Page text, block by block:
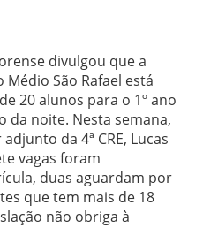
divulgou que a
Médio São Rafael está
20 alunos para o 1º ano
da noite. Nesta semana,
da 4ª CRE, Lucas
vagas foram
duas aguardam por
que tem mais de 18
não obriga à